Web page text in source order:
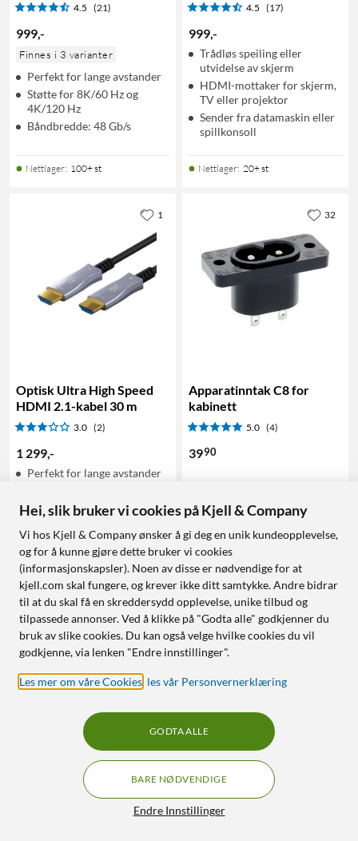
4.5 (21)
999,-
Finnes i 3 varianter
Perfekt for lange avstander
Støtte for 8K/60 Hz og
4K/120 Hz
Båndbredde: 48 Gb/s
Nettlager: 100+ st
4.5 (17)
999,-
Trådløs speiling eller
utvidelse av skjerm
HDMI-mottaker for skjerm,
TV eller projektor
Sender fra datamaskin eller
spillkonsoll
Nettlager: 20+ st
Optisk Ultra High Speed
HDMI 2.1-kabel 30 m
3.0 (2)
1 299,-
Perfekt for lange avstander
4K/120 Hz
Båndbredde: 48 Gb/s
Nettlager: 20+ st
1
Apparatinntak C8 for
kabinett
5.0 (4)
3990
Nettlager
32
5-porters USB-C
multiadapter CB1023
1
HDMI™-forlengelseskabel
4K/60 Hz 1 m
Hei, slik bruker vi cookies på Kjell & Company
Vi hos Kjell & Company ønsker å gi deg en unik kundeopplevelse,
og for å kunne gjøre dette bruker vi cookies
(informasjonskapsler). Noen av disse er nødvendige for at
kjell.com skal fungere, og krever ikke ditt samtykke. Andre bidrar
til at du skal få en skreddersydd opplevelse, unike tilbud og
tilpassede annonser. Ved å klikke på "Godta alle" godkjenner du
bruk av slike cookies. Du kan også velge hvilke cookies du vil
godkjenne, via lenken "Endre innstillinger".
Les mer om våre Cookies les vår Personvernerklæring
Endre Innstillinger
BARE NØDVENDIGE
GODTA ALLE